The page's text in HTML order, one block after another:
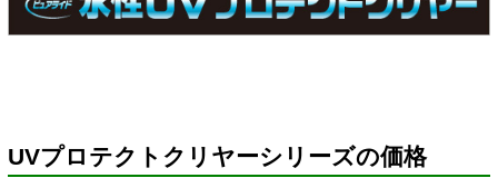
UVプロテクトクリヤーシリーズの価格